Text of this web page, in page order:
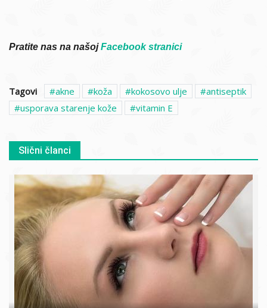
Pratite nas na našojFacebook stranici
Tagovi akne koža kokosovo ulje
antiseptik
usporava starenje kože
vitamin E
Slični članci